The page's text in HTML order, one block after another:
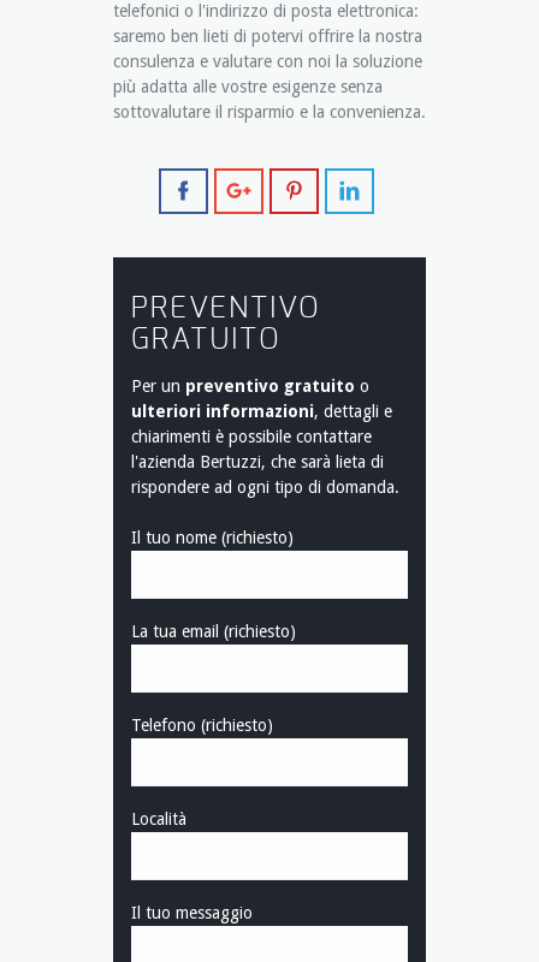
telefonici o l'indirizzo di posta elettronica:
saremo ben lieti di potervi offrire la nostra
consulenza e valutare con noi la soluzione
più adatta alle vostre esigenze senza
sottovalutare il risparmio e la convenienza.
PREVENTIVO
GRATUITO
Per un preventivo gratuito o
ulteriori informazioni, dettagli e
chiarimenti è possibile contattare
l'azienda Bertuzzi, che sarà lieta di
rispondere ad ogni tipo di domanda.
Il tuo nome (richiesto)
La tua email (richiesto)
Telefono (richiesto)
Località
Il tuo messaggio